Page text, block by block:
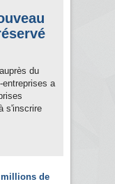
du
entreprises a
s'inscrire
millions de